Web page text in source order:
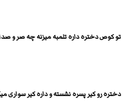
تو کوص دختره داره تلمبه میزنه چه صر و
دختره رو کیر پسره نشسته و داره کیر سواری